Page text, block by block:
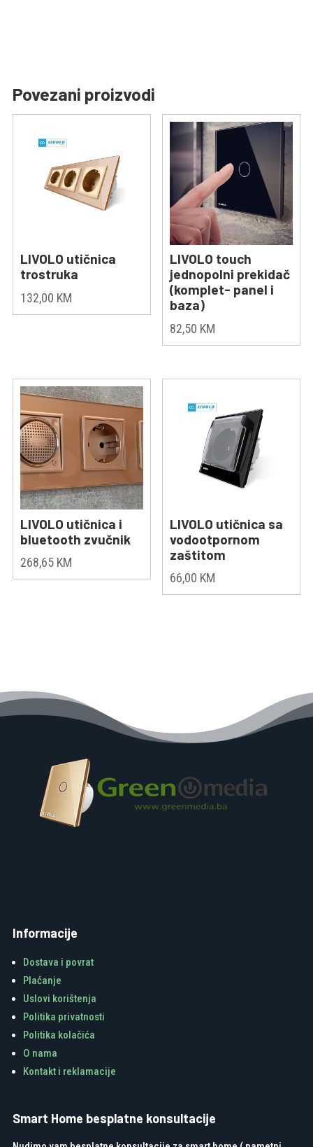
Povezani proizvodi
LIVOLO utičnica
trostruka
132,00 KM
LIVOLO touch
jednopolni prekidač
(komplet- panel i
baza)
82,50 KM
LIVOLO utičnica i
bluetooth zvučnik
268,65 KM
LIVOLO utičnica sa
vodootpornom
zaštitom
66,00 KM
Informacije
Dostava i povrat
Plaćanje
Uslovi korištenja
Politika privatnosti
Politika kolačića
O nama
Kontakt i reklamacije
Smart Home besplatne konsultacije